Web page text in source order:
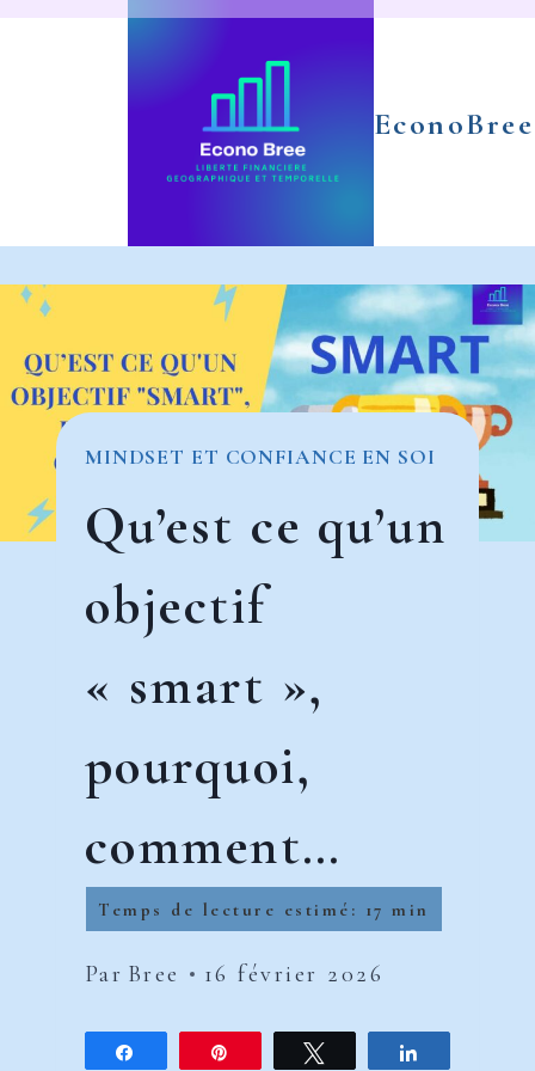
EconoBree
MINDSET ET CONFIANCE EN SOI
Qu’est ce qu’un
objectif
« smart »,
pourquoi,
comment…
Par Bree 16 février 2026
Partagez Épingle Tweetez